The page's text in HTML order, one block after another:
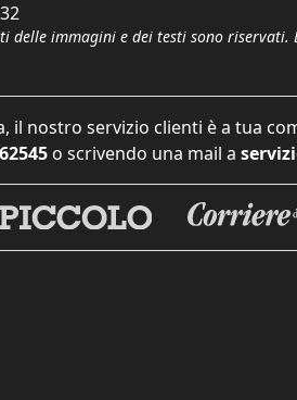
delle immagini e dei testi sono riservati.
il nostro servizio clienti è a tua
o scrivendo una mail a